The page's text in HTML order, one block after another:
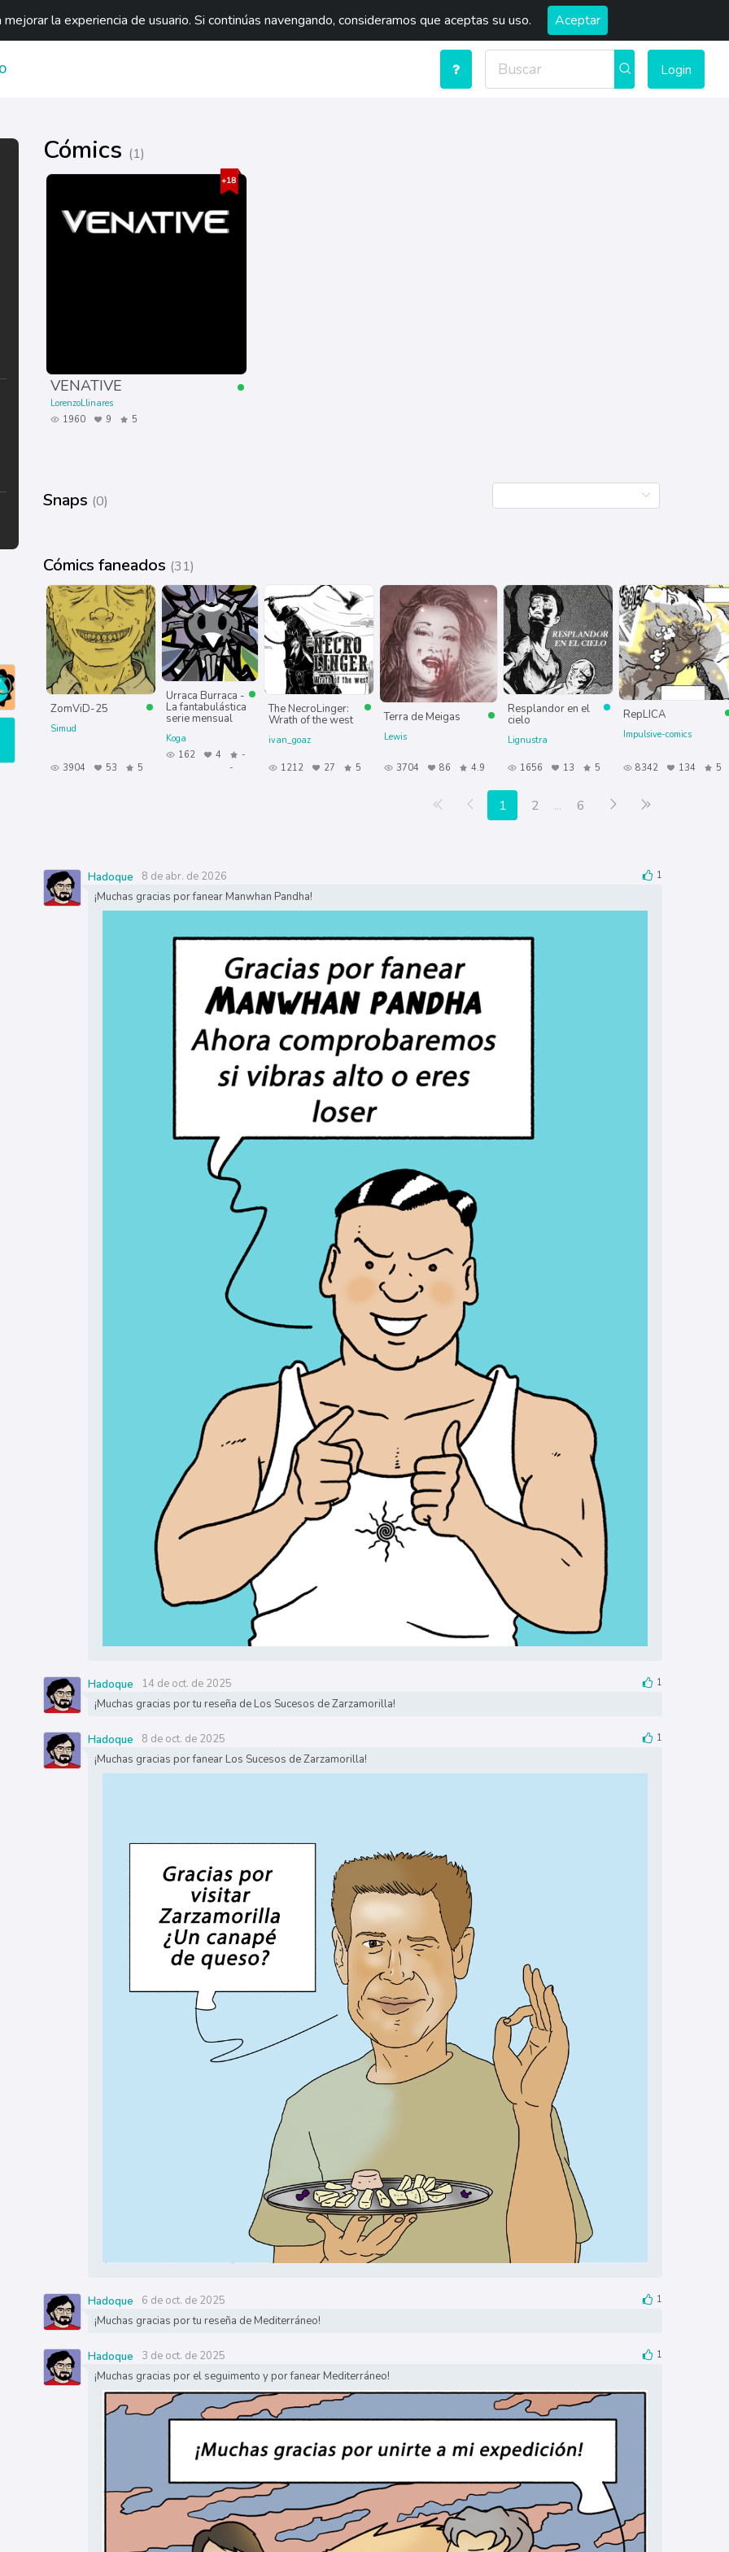
la experiencia de usuario. Si continúas navengando, consideramos que aceptas su uso. Aceptar
Login
Cómics (1)
VENATIVE
LorenzoLlinares
1960
9 5
Snaps (0)
Cómics faneados (31)
ZomViD-25
Simud
3904 53 5
Urraca Burraca -
La fantabulástica
serie mensual
Koga
162
4
-
-
The NecroLinger:
Wrath of the west
ivan_goaz
1212 27 5
Terra de Meigas
Lewis
3704 86 4.9
Resplandor en el
cielo
Lignustra
1656 13 5
RepLICA
Impulsive-comics
8342 134 5
Primera página
Anterior
1 2 ... 6 Siguiente
Hadoque 8 de abr. de 2026 1
¡Muchas gracias por fanear Manwhan Pandha!
Hadoque 14 de oct. de 2025 1
¡Muchas gracias por tu reseña de Los Sucesos de Zarzamorilla!
Hadoque 8 de oct. de 2025 1
¡Muchas gracias por fanear Los Sucesos de Zarzamorilla!
Hadoque 6 de oct. de 2025 1
¡Muchas gracias por tu reseña de Mediterráneo!
Hadoque 3 de oct. de 2025 1
¡Muchas gracias por el seguimento y por fanear Mediterráneo!